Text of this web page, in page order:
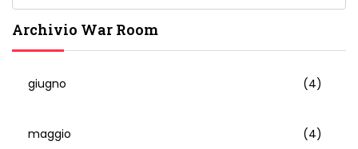
Archivio War Room
giugno (4)
maggio (4)